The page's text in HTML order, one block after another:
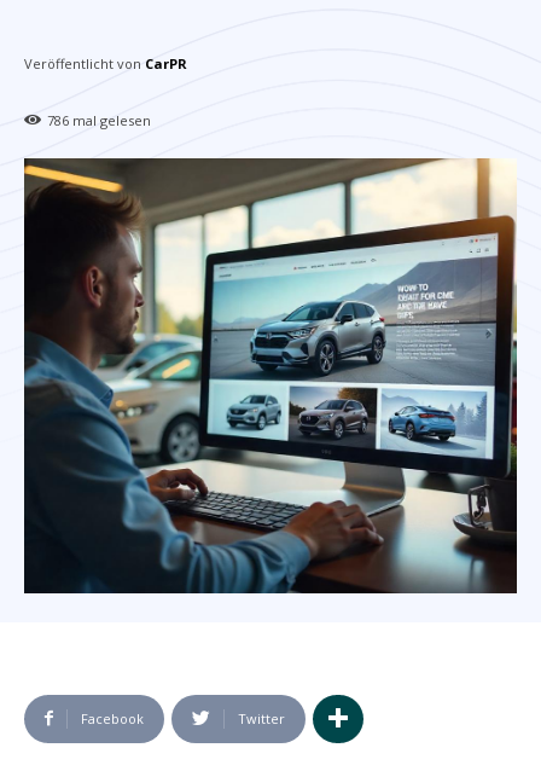
Veröffentlicht von CarPR
786 mal gelesen
Facebook Twitter